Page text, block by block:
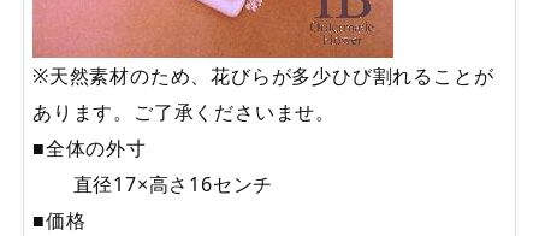
※天然素材のため、花びらが多少ひび割れることが
あります。ご了承くださいませ。
■全体の外寸
直径17×高さ16センチ
■価格